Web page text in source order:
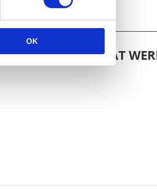
OK
ALS JE WEER GAAT